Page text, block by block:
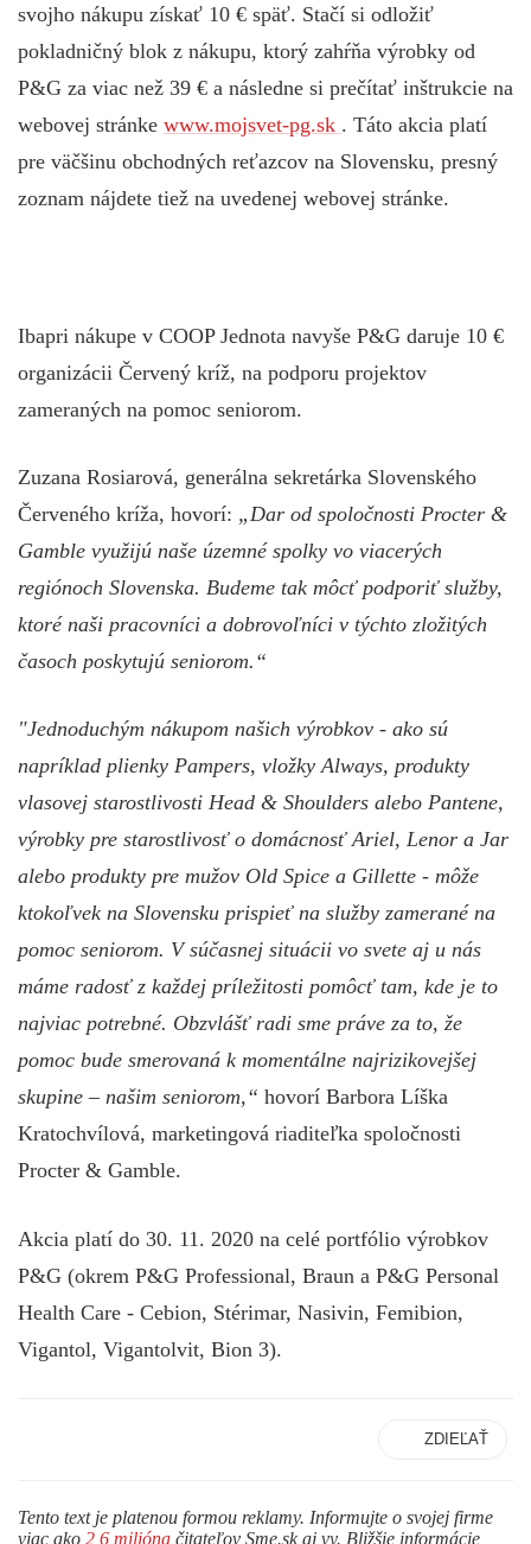
svojho nákupu získať 10 € späť. Stačí si odložiť
pokladničný blok z nákupu, ktorý zahŕňa výrobky od
P&G za viac než 39 € a následne si prečítať inštrukcie na
webovej stránke www.mojsvet-pg.sk . Táto akcia platí
pre väčšinu obchodných reťazcov na Slovensku, presný
zoznam nájdete tiež na uvedenej webovej stránke.
Ibapri nákupe v COOP Jednota navyše P&G daruje 10 €
organizácii Červený kríž, na podporu projektov
zameraných na pomoc seniorom.
Zuzana Rosiarová, generálna sekretárka Slovenského
Červeného kríža, hovorí: „Dar od spoločnosti Procter &
Gamble využijú naše územné spolky vo viacerých
regiónoch Slovenska. Budeme tak môcť podporiť služby,
ktoré naši pracovníci a dobrovoľníci v týchto zložitých
časoch poskytujú seniorom.“
"Jednoduchým nákupom našich výrobkov - ako sú
napríklad plienky Pampers, vložky Always, produkty
vlasovej starostlivosti Head & Shoulders alebo Pantene,
výrobky pre starostlivosť o domácnosť Ariel, Lenor a Jar
alebo produkty pre mužov Old Spice a Gillette - môže
ktokoľvek na Slovensku prispieť na služby zamerané na
pomoc seniorom. V súčasnej situácii vo svete aj u nás
máme radosť z každej príležitosti pomôcť tam, kde je to
najviac potrebné. Obzvlášť radi sme práve za to, že
pomoc bude smerovaná k momentálne najrizikovejšej
skupine – našim seniorom,“ hovorí Barbora Líška
Kratochvílová, marketingová riaditeľka spoločnosti
Procter & Gamble.
Akcia platí do 30. 11. 2020 na celé portfólio výrobkov
P&G (okrem P&G Professional, Braun a P&G Personal
Health Care - Cebion, Stérimar, Nasivin, Femibion,
Vigantol, Vigantolvit, Bion 3).
ZDIEĽAŤ
Tento text je platenou formou reklamy. Informujte o svojej firme
viac ako 2,6 milióna čitateľov Sme.sk aj vy. Bližšie informácie